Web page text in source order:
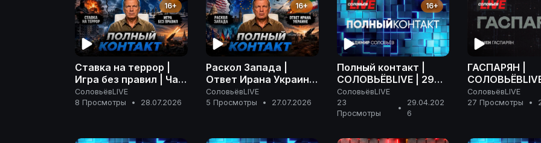
16+
Ставка на террор |
Игра без правил | Час
расплаты | Полный
контакт | 28 июля
СоловьёвLIVE
8 Просмотры
• 28.07.2026
16+
Раскол Запада |
Ответ Ирана Украине
| На грани эскалации
| Полный контакт | 27
СоловьёвLIVE
5 Просмотры
• 27.07.2026
16+
Полный контакт |
СОЛОВЬЁВLIVE | 29
апреля 2026 года
СоловьёвLIVE
23
Просмотры
•
29.04.202
6
ГАСПАРЯН |
апреля 2026
СоловьёвLIVE
27 Просмотры
•